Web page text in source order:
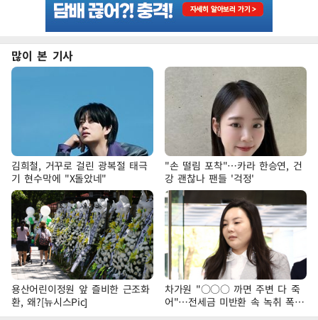
많이 본 기사
김희철, 거꾸로 걸린 광복절 태극
기 현수막에 "X돌았네"
"손 떨림 포착"…카라 한승연, 건
강 괜찮나 팬들 '걱정'
용산어린이정원 앞 즐비한 근조화
환, 왜?[뉴시스Pic]
차가원 "○○○ 까면 주변 다 죽
어"…전세금 미반환 속 녹취 폭로
파장